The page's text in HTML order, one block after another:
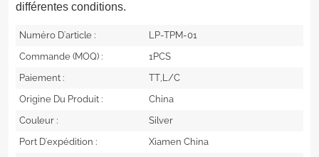
différentes conditions.
Numéro D'article :
LP-TPM-01
Commande (MOQ) :
1PCS
Paiement :
TT,L/C
Origine Du Produit :
China
Couleur :
Silver
Port D'expédition :
Xiamen China